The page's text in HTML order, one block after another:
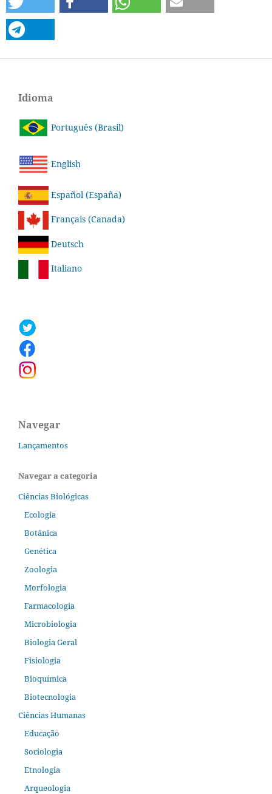
Idioma
Português (Brasil)
English
Español (España)
Français (Canada)
Deutsch
Italiano
Navegar
Lançamentos
Navegar a categoria
Ciências Biológicas
Ecologia
Botânica
Genética
Zoologia
Morfologia
Farmacologia
Microbiologia
Biologia Geral
Fisiologia
Bioquímica
Biotecnologia
Ciências Humanas
Educação
Sociologia
Etnologia
Arqueologia